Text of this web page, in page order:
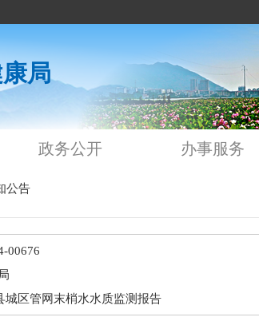
局
政务公开 办事服务
公告
00676
城区管网末梢水水质监测报告